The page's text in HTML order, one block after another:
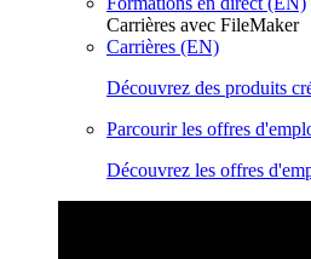
Carrières avec FileMaker
Carrières (EN)
Découvrez des produits
Parcourir les offres
Découvrez les offres